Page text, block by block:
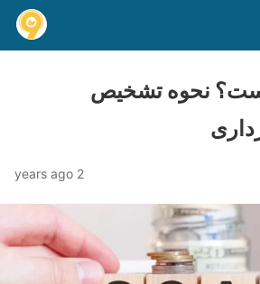
نحوه تشخیص
2 years ago